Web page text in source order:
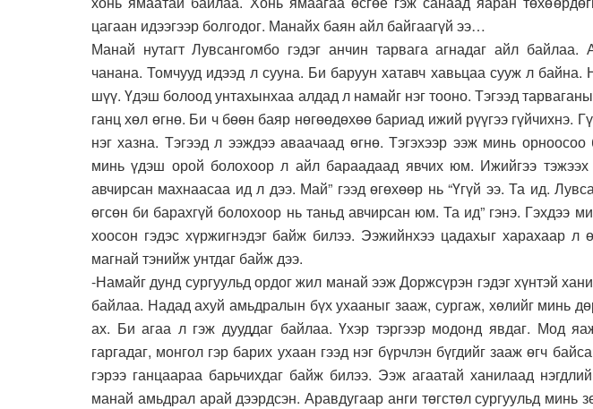
цагаан идээгээр болгодог. Манайх баян айл байгаагүй ээ…
Манай нутагт Лувсангомбо гэдэг анчин тарвага агнадаг айл байлаа.
чанана. Томчууд идээд л сууна. Би баруун хатавч хавьцаа сууж л байна.
шүү. Үдэш болоод унтахынхаа алдад л намайг нэг тооно. Тэгээд
ганц хөл өгнө. Би ч бөөн баяр нөгөөдөхөө бариад ижий рүүгээ гүйчихнэ.
нэг хазна. Тэгээд л ээждээ аваачаад өгнө. Тэгэхээр ээж минь
минь үдэш орой болохоор л айл бараадаад явчих юм. Ижийгээ
авчирсан махнаасаа ид л дээ. Май” гээд өгөхөөр нь “Үгүй ээ. Та ид.
өгсөн би барахгүй болохоор нь таньд авчирсан юм. Та ид” гэнэ. Гэхдээ
хоосон гэдэс хүржигнэдэг байж билээ. Ээжийнхээ цадахыг харахаар л
магнай тэнийж унтдаг байж дээ.
-Намайг дунд сургуульд ордог жил манай ээж Доржсүрэн гэдэг хүнтэй
байлаа. Надад ахуй амьдралын бүх ухааныг зааж, сургаж, хөлийг минь
ах. Би агаа л гэж дууддаг байлаа. Үхэр тэргээр модонд явдаг. Мод
гаргадаг, монгол гэр барих ухаан гээд нэг бүрчлэн бүгдийг зааж өгч
гэрээ ганцаараа барьчихдаг байж билээ. Ээж агаатай ханилаад
манай амьдрал арай дээрдсэн. Аравдугаар анги төгстөл сургуульд минь